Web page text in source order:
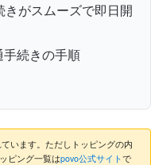
がスムーズで即日開
続きの手順
います。ただしトッピングの内
ピング一覧はpovo公式サイトで